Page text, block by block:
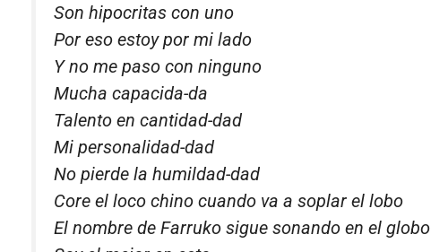
Son hipocritas con uno
Por eso estoy por mi lado
Y no me paso con ninguno
Mucha capacida-da
Talento en cantidad-dad
Mi personalidad-dad
No pierde la humildad-dad
Core el loco chino cuando va a soplar el lobo
El nombre de Farruko sigue sonando en el globo